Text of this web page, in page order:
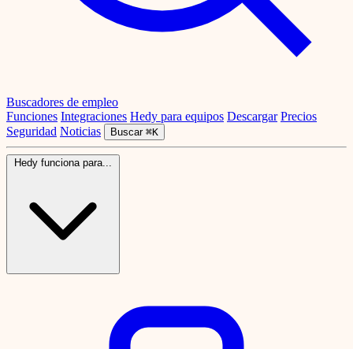
Buscadores de empleo
Funciones Integraciones Hedy para equipos Descargar Precios
Seguridad Noticias Buscar ⌘K
Hedy funciona para...